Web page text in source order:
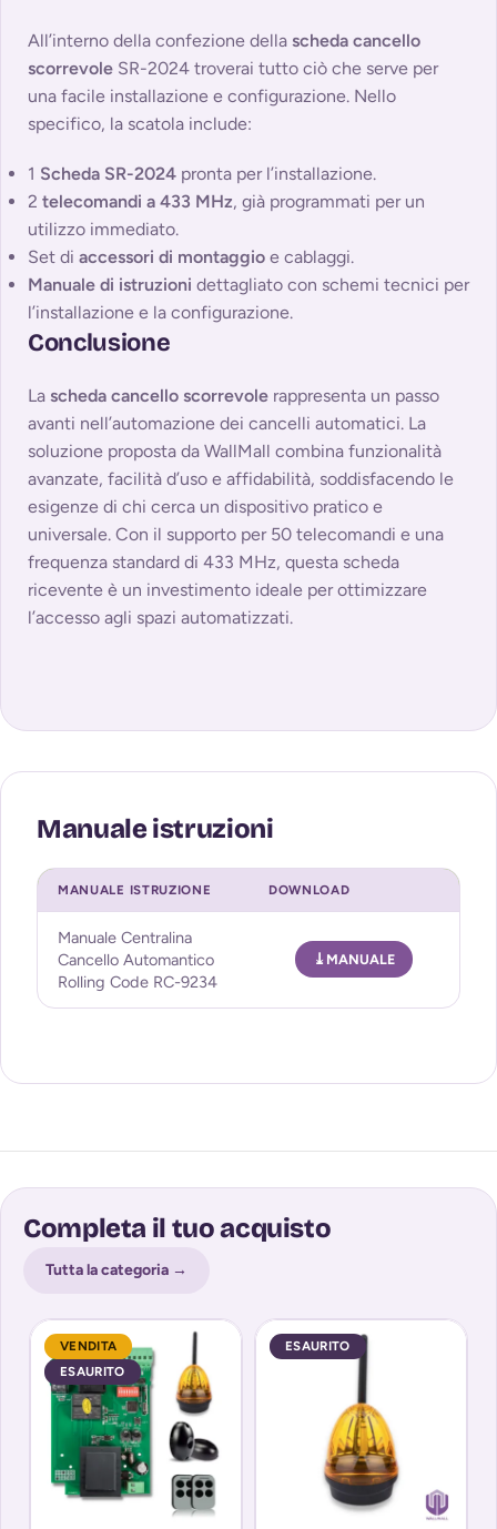
All’interno della confezione della scheda cancello
scorrevole SR-2024 troverai tutto ciò che serve per
una facile installazione e configurazione. Nello
specifico, la scatola include:
1 Scheda SR-2024 pronta per l’installazione.
2 telecomandi a 433 MHz, già programmati per un
utilizzo immediato.
Set di accessori di montaggio e cablaggi.
Manuale di istruzioni dettagliato con schemi tecnici per
l’installazione e la configurazione.
Conclusione
La scheda cancello scorrevole rappresenta un passo
avanti nell’automazione dei cancelli automatici. La
soluzione proposta da WallMall combina funzionalità
avanzate, facilità d’uso e affidabilità, soddisfacendo le
esigenze di chi cerca un dispositivo pratico e
universale. Con il supporto per 50 telecomandi e una
frequenza standard di 433 MHz, questa scheda
ricevente è un investimento ideale per ottimizzare
l’accesso agli spazi automatizzati.
MANUALE ISTRUZIONE DOWNLOAD
Manuale Centralina
Cancello Automantico
Rolling Code RC-9234
MANUALE
Completa il tuo acquisto
Tutta la categoria →
VENDITA
ESAURITO
ESAURITO